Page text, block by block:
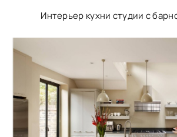
Интерьер кухни студии с